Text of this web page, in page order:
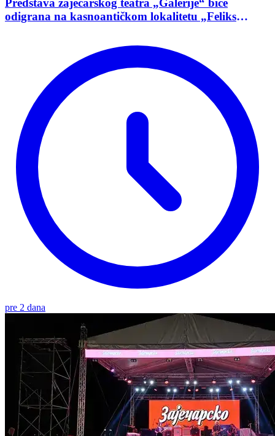
odigrana na kasnoantičkom lokalitetu „Feliks
pre 2 dana